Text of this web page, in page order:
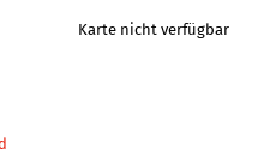
Karte nicht verfügbar